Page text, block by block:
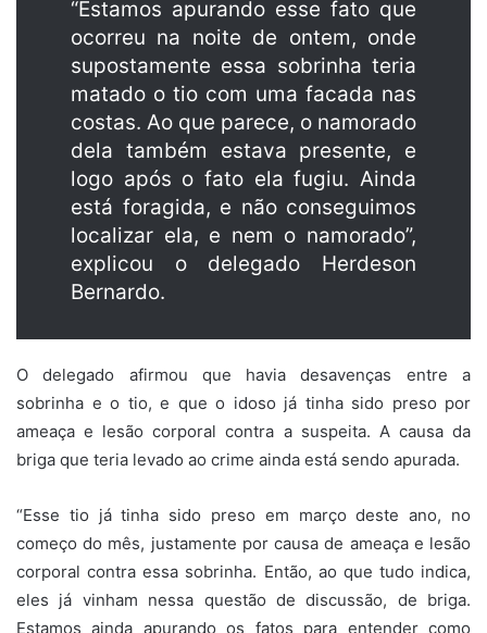
“Estamos apurando esse fato que
ocorreu na noite de ontem, onde
supostamente essa sobrinha teria
matado o tio com uma facada nas
costas. Ao que parece, o namorado
dela também estava presente, e
logo após o fato ela fugiu. Ainda
está foragida, e não conseguimos
localizar ela, e nem o namorado”,
explicou o delegado Herdeson
Bernardo.
O delegado afirmou que havia desavenças entre a
sobrinha e o tio, e que o idoso já tinha sido preso por
ameaça e lesão corporal contra a suspeita. A causa da
briga que teria levado ao crime ainda está sendo apurada.
“Esse tio já tinha sido preso em março deste ano, no
começo do mês, justamente por causa de ameaça e lesão
corporal contra essa sobrinha. Então, ao que tudo indica,
eles já vinham nessa questão de discussão, de briga.
Estamos ainda apurando os fatos para entender como